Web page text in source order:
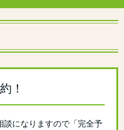
！
談になりますので「完全予